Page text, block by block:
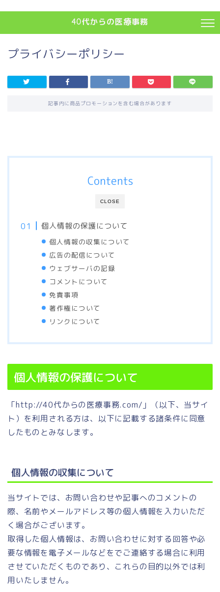
40代からの医療事務
プライバシーポリシー
記事内に商品プロモーションを含む場合があります
CLOSE
Contents
個人情報の保護について
個人情報の収集について
広告の配信について
ウェブサーバの記録
コメントについて
免責事項
著作権について
リンクについて
個人情報の保護について
「http://40代からの医療事務.com/」（以下、当サイ
ト）を利用される方は、以下に記載する諸条件に同意
したものとみなします。
個人情報の収集について
当サイトでは、お問い合わせや記事へのコメントの
際、名前やメールアドレス等の個人情報を入力いただ
く場合がございます。
取得した個人情報は、お問い合わせに対する回答や必
要な情報を電子メールなどをでご連絡する場合に利用
させていただくものであり、これらの目的以外では利
用いたしません。